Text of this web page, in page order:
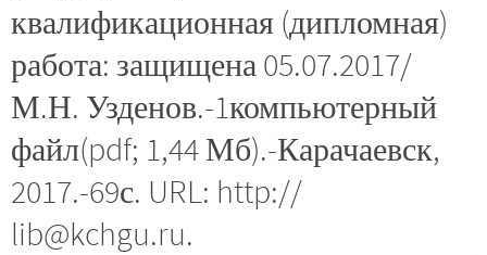
квалификационная (дипломная)
работа: защищена 05.07.2017/
М.Н. Узденов.-1компьютерный
файл(pdf; 1,44 Мб).-Карачаевск,
2017.-69с. URL: http://
lib@kchgu.ru.